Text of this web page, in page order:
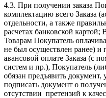
4.3. При получении заказа
комплектацию всего Заказа
отдельности, а также
расчетах банковской картой;
Товарам Покупатель
не был осуществлен ранее) и
авансовой оплате Заказа (с
систем и пр.), Покупатель
обязан предъявить
подписать документ о
отсутствии претензий к